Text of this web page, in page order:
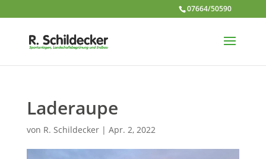
07664/50590
Laderaupe
von R. Schildecker| Apr. 2, 2022